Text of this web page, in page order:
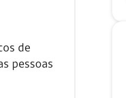
de
pessoas